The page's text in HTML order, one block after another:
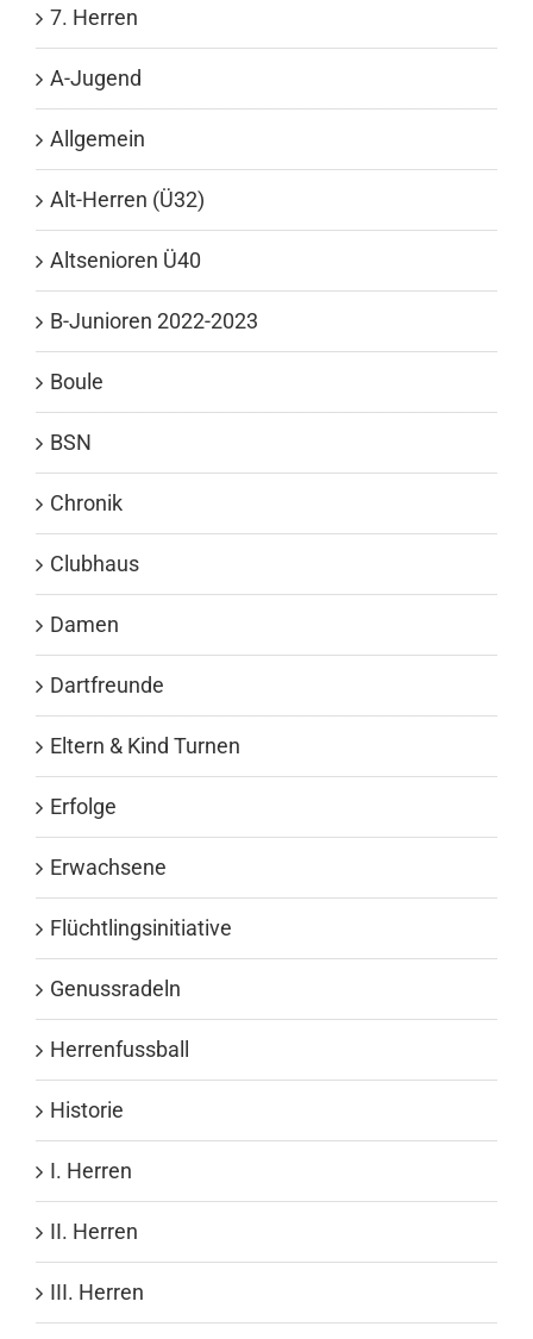
7. Herren
A-Jugend
Allgemein
Alt-Herren (Ü32)
Altsenioren Ü40
B-Junioren 2022-2023
Boule
BSN
Chronik
Clubhaus
Damen
Dartfreunde
Eltern & Kind Turnen
Erfolge
Erwachsene
Flüchtlingsinitiative
Genussradeln
Herrenfussball
Historie
I. Herren
II. Herren
III. Herren